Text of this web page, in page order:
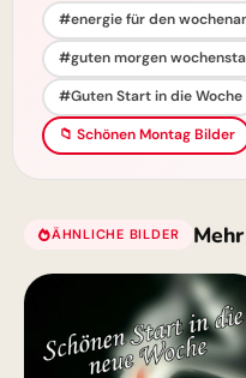
#energie für den
#guten morgen
#Guten Start in die Woche
📁 Schönen Montag Bilder
ÄHNLICHE BILDER